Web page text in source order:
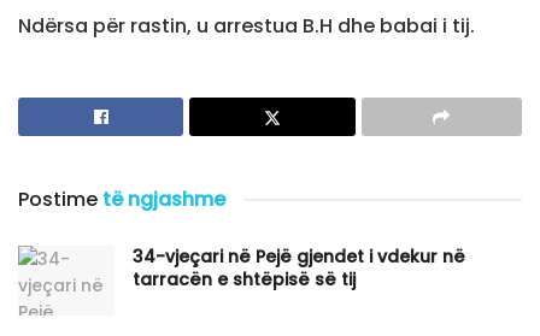
Ndërsa për rastin, u arrestua B.H dhe babai i tij.
Postime të ngjashme
34-vjeçari në Pejë gjendet i vdekur në
tarracën e shtëpisë së tij